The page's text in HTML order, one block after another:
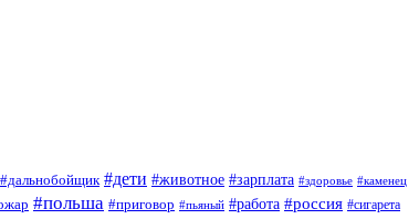
#дальнобойщик #дети #животное #зарплата #здоровье #каменец
#польша #приговор #пьяный #работа #россия #сигарета